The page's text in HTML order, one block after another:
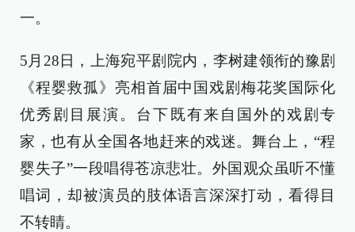
一。
5月28日，上海宛平剧院内，李树建领衔的豫剧
《程婴救孤》亮相首届中国戏剧梅花奖国际化
优秀剧目展演。台下既有来自国外的戏剧专
家，也有从全国各地赶来的戏迷。舞台上，“程
婴失子”一段唱得苍凉悲壮。外国观众虽听不懂
唱词，却被演员的肢体语言深深打动，看得目
不转睛。